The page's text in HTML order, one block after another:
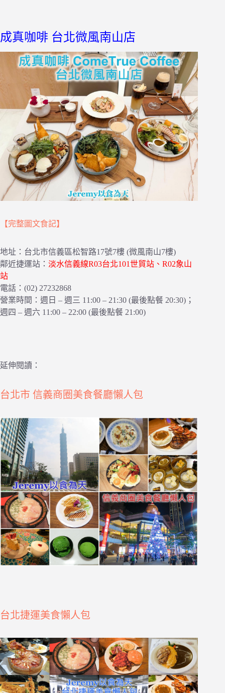
成真咖啡 台北微風南山店
【完整圖文食記】
地址：台北市信義區松智路17號7樓 (微風南山7樓)
鄰近捷運站： 淡水信義線R03台北101世貿站、R02象山
站
電話：(02) 27232868
營業時間：週日 – 週三 11:00 – 21:30 (最後點餐 20:30)；
週四 – 週六 11:00 – 22:00 (最後點餐 21:00)
延伸閱讀：
台北市 信義商圈美食餐廳懶人包
台北捷運美食懶人包